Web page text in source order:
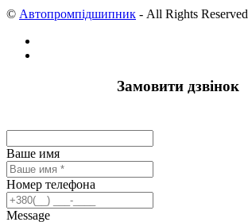
© Автопромпідшипник - All Rights Reserved
Замовити дзвінок
Ваше имя
Номер телефона
Message